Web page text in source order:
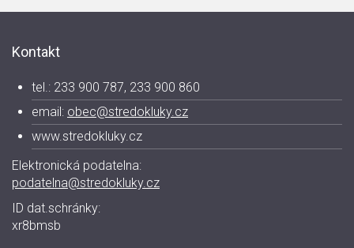
Kontakt
tel.: 233 900 787, 233 900 860
email: obec@stredokluky.cz
www.stredokluky.cz
Elektronická podatelna:
podatelna@stredokluky.cz
ID dat.schránky:
xr8bmsb